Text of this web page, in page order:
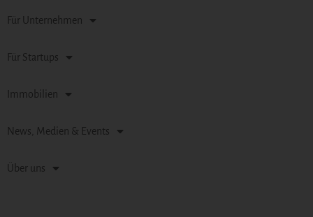
Für Unternehmen
Für Startups
Immobilien
News, Medien & Events
Über uns